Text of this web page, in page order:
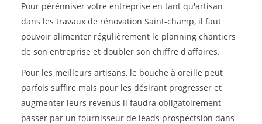
Pour pérénniser votre entreprise en tant qu'artisan
dans les travaux de rénovation Saint-champ, il faut
pouvoir alimenter régulièrement le planning chantiers
de son entreprise et doubler son chiffre d'affaires.
Pour les meilleurs artisans, le bouche à oreille peut
parfois suffire mais pour les désirant progresser et
augmenter leurs revenus il faudra obligatoirement
passer par un fournisseur de leads prospectsion dans